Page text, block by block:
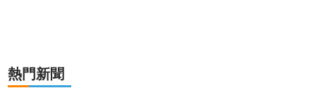
熱門新聞